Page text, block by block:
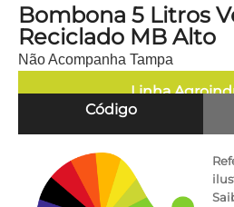
Bombona 5 Litros
Reciclado MB Alto
Não Acompanha Tampa
Linha
Código